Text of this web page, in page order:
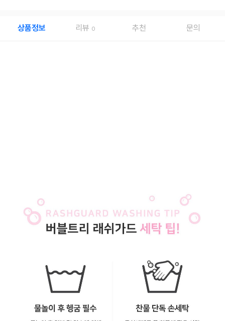
상품정보 리뷰 0 추천 문의